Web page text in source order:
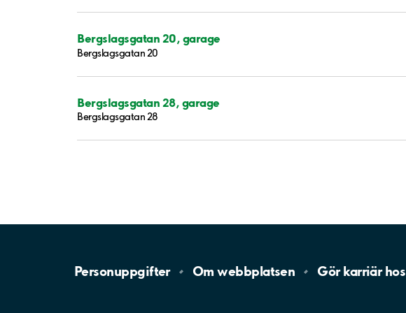
Bergslagsgatan 20, garage
Bergslagsgatan 20
Bergslagsgatan 28, garage
Bergslagsgatan 28
Personuppgifter Omwebbplatsen Gör karriär hos